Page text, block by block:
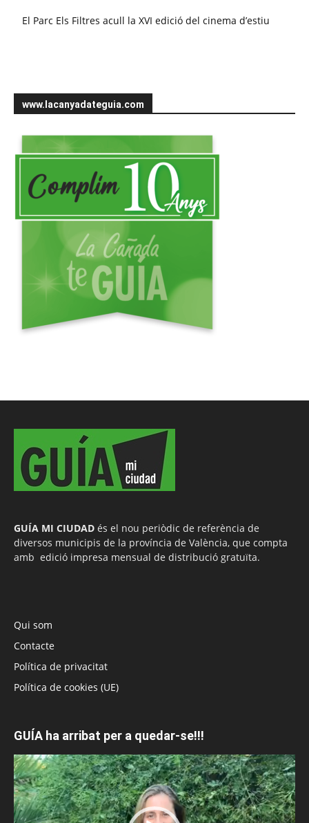
El Parc Els Filtres acull la XVI edició del cinema d’estiu
www.lacanyadateguia.com
GUÍA MI CIUDAD és el nou periòdic de referència de
diversos municipis de la província de València, que compta
amb edició impresa mensual de distribució gratuïta.
Qui som
Contacte
Política de privacitat
Política de cookies (UE)
GUÍA ha arribat per a quedar-se!!!
Reproductor
de
vídeo